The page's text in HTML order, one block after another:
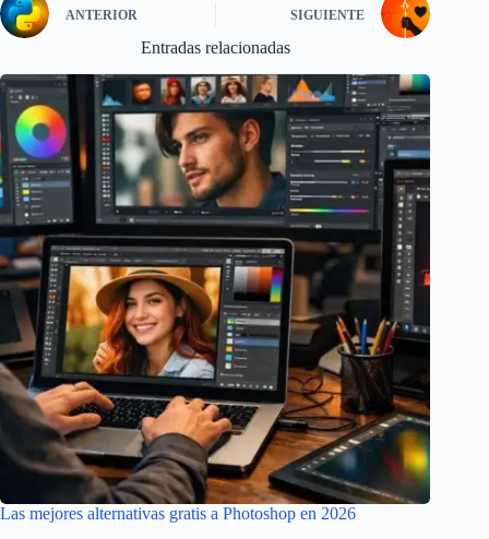
ANTERIOR SIGUIENTE
Entradas relacionadas
Las mejores alternativas gratis a Photoshop en 2026